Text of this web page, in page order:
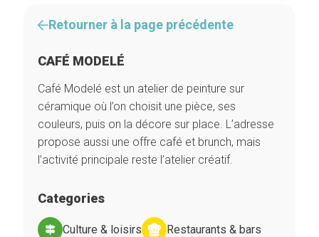
Retourner à la page précédente
CAFÉ MODELÉ
Café Modelé est un atelier de peinture sur
céramique où l’on choisit une pièce, ses
couleurs, puis on la décore sur place. L’adresse
propose aussi une offre café et brunch, mais
l’activité principale reste l’atelier créatif.
Categories
Culture & loisirs Restaurants & bars